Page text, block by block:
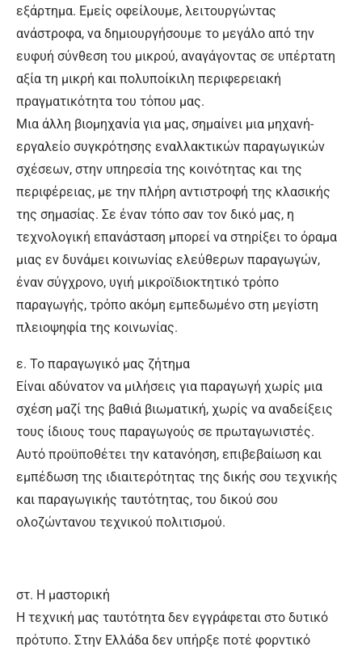
εξάρτημα. Εμείς οφείλουμε, λειτουργώντας
ανάστροφα, να δημιουργήσουμε το μεγάλο από την
ευφυή σύνθεση του μικρού, αναγάγοντας σε υπέρτατη
αξία τη μικρή και πολυποίκιλη περιφερειακή
πραγματικότητα του τόπου μας.
Μια άλλη βιομηχανία για μας, σημαίνει μια μηχανή-
εργαλείο συγκρότησης εναλλακτικών παραγωγικών
σχέσεων, στην υπηρεσία της κοινότητας και της
περιφέρειας, με την πλήρη αντιστροφή της κλασικής
της σημασίας. Σε έναν τόπο σαν τον δικό μας, η
τεχνολογική επανάσταση μπορεί να στηρίξει το όραμα
μιας εν δυνάμει κοινωνίας ελεύθερων παραγωγών,
έναν σύγχρονο, υγιή μικροϊδιοκτητικό τρόπο
παραγωγής, τρόπο ακόμη εμπεδωμένο στη μεγίστη
πλειοψηφία της κοινωνίας.
ε. Το παραγωγικό μας ζήτημα
Είναι αδύνατον να μιλήσεις για παραγωγή χωρίς μια
σχέση μαζί της βαθιά βιωματική, χωρίς να αναδείξεις
τους ίδιους τους παραγωγούς σε πρωταγωνιστές.
Αυτό προϋποθέτει την κατανόηση, επιβεβαίωση και
εμπέδωση της ιδιαιτερότητας της δικής σου τεχνικής
και παραγωγικής ταυτότητας, του δικού σου
ολοζώντανου τεχνικού πολιτισμού.
στ. Η μαστορική
Η τεχνική μας ταυτότητα δεν εγγράφεται στο δυτικό
πρότυπο. Στην Ελλάδα δεν υπήρξε ποτέ φορντικό